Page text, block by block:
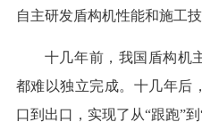
自主研发盾构机性能和施工技
十几年前，我国盾构机
都难以独立完成。十几年后
口到出口，实现了从“跟跑”到